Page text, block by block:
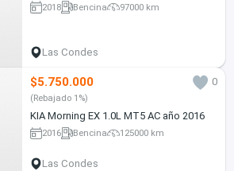
2018 Bencina 97000 km
Las Condes
$5.750.000 0
(Rebajado 1%)
KIA Morning EX 1.0L MT5 AC año 2016
2016 Bencina 125000 km
Las Condes